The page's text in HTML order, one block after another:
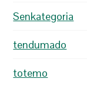
Senkategoria
tendumado
totemo